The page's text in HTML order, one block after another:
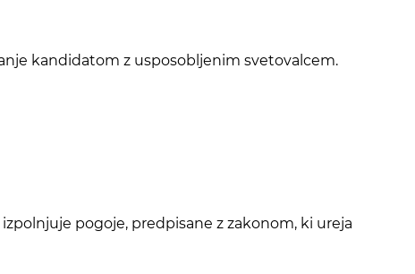
kandidatom z usposobljenim svetovalcem.
pogoje, predpisane z zakonom, ki ureja